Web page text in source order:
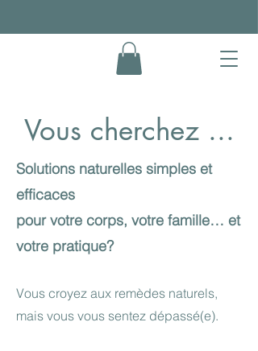
Vous cherchez ...
Solutions naturelles simples et
efficaces
pour votre corps, votre famille… et
votre pratique?
Vous croyez aux remèdes naturels,
mais vous vous sentez dépassé(e).